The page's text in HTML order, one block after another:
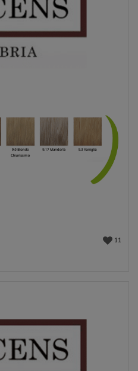
11